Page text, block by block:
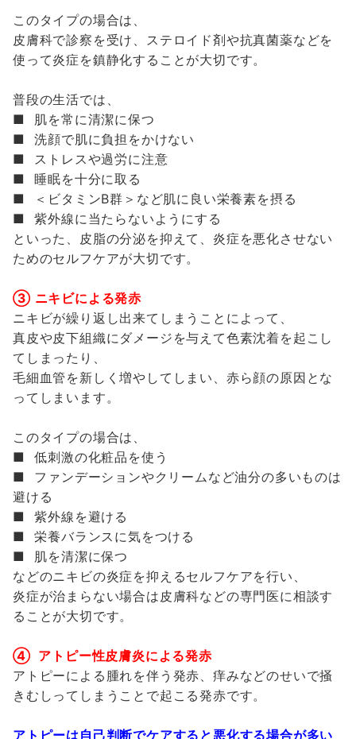
このタイプの場合は、
皮膚科で診察を受け、ステロイド剤や抗真菌薬などを
使って炎症を鎮静化することが大切です。
普段の生活では、
■ 肌を常に清潔に保つ
■ 洗顔で肌に負担をかけない
■ ストレスや過労に注意
■ 睡眠を十分に取る
■ ＜ビタミンB群＞など肌に良い栄養素を摂る
■ 紫外線に当たらないようにする
といった、皮脂の分泌を抑えて、炎症を悪化させない
ためのセルフケアが大切です。
③ ニキビによる発赤
ニキビが繰り返し出来てしまうことによって、
真皮や皮下組織にダメージを与えて色素沈着を起こし
てしまったり、
毛細血管を新しく増やしてしまい、赤ら顔の原因とな
ってしまいます。
このタイプの場合は、
■ 低刺激の化粧品を使う
■ ファンデーションやクリームなど油分の多いものは
避ける
■ 紫外線を避ける
■ 栄養バランスに気をつける
■ 肌を清潔に保つ
などのニキビの炎症を抑えるセルフケアを行い、
炎症が治まらない場合は皮膚科などの専門医に相談す
ることが大切です。
④ アトピー性皮膚炎による発赤
アトピーによる腫れを伴う発赤、痒みなどのせいで掻
きむしってしまうことで起こる発赤です。
アトピーは自己判断でケアすると悪化する場合が多い